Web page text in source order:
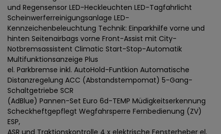
und Regensensor LED-Heckleuchten LED-Tagfahrlicht
Scheinwerferreinigungsanlage LED-
Kennzeichenbeleuchtung Technik: Einparkhilfe vorne und
hinten Seitenairbags vorne Front-Assist mit City-
Notbremsassistent Climatic Start-Stop-Automatik
Multifunktionsanzeige Plus
el. Parkbremse inkl. AutoHold-Funtkion Automatische
Distanzregelung ACC (Abstandstempomat) 5-Gang-
Schaltgetriebe SCR
(AdBlue) Pannen-Set Euro 6d-TEMP Müdigkeitserkennung
Scheckheftgepflegt Wegfahrsperre Fernbedienung (ZV)
ESP,
ASR und Traktionskontrolle 4 x elektrische Fensterheber el.